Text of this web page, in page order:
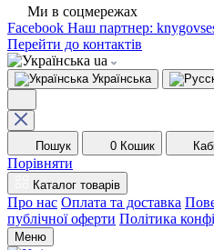
Ми в соцмережах
Facebook Наш партнер:
Перейти до контактів
ua
Українська
Пошук 0 Кошик
Порівняти
Каталог товарів
Про нас Оплата та доставка
публічної оферти Політика
Меню